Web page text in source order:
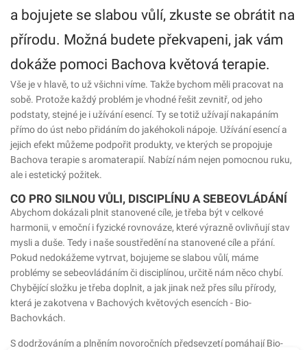
a bojujete se slabou vůlí, zkuste se obrátit na
přírodu. Možná budete překvapeni, jak vám
dokáže pomoci Bachova květová terapie.
Vše je v hlavě, to už všichni víme. Takže bychom měli pracovat na
sobě. Protože každý problém je vhodné řešit zevnitř, od jeho
podstaty, stejné je i užívání esencí. Ty se totiž užívají nakapáním
přímo do úst nebo přidáním do jakéhokoli nápoje. Užívání esencí a
jejich efekt můžeme podpořit produkty, ve kterých se propojuje
Bachova terapie s aromaterapií. Nabízí nám nejen pomocnou ruku,
ale i estetický požitek.
CO PRO SILNOU VŮLI, DISCIPLÍNU A SEBEOVLÁDÁNÍ
Abychom dokázali plnit stanovené cíle, je třeba být v celkové
harmonii, v emoční i fyzické rovnováze, které výrazně ovlivňují stav
mysli a duše. Tedy i naše soustředění na stanovené cíle a přání.
Pokud nedokážeme vytrvat, bojujeme se slabou vůlí, máme
problémy se sebeovládáním či disciplínou, určitě nám něco chybí.
Chybějící složku je třeba doplnit, a jak jinak než přes sílu přírody,
která je zakotvena v Bachových květových esencích - Bio-
Bachovkách.
S dodržováním a plněním novoročních předsevzetí pomáhají Bio-